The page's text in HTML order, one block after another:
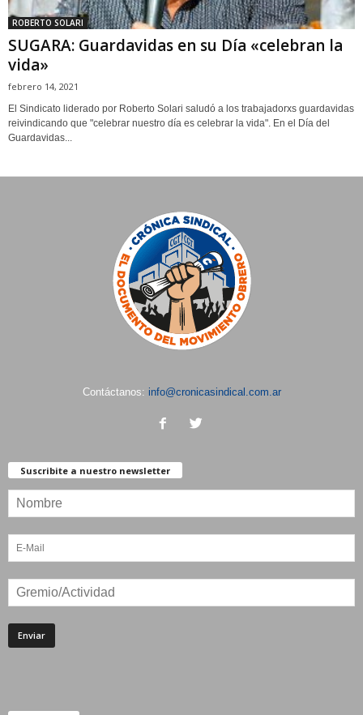
ROBERTO SOLARI
SUGARA: Guardavidas en su Día «celebran la
vida»
febrero 14, 2021
El Sindicato liderado por Roberto Solari saludó a los trabajadorxs guardavidas
reivindicando que "celebrar nuestro día es celebrar la vida". En el Día del
Guardavidas...
Contáctanos: info@cronicasindical.com.ar
Suscribite a nuestro newsletter